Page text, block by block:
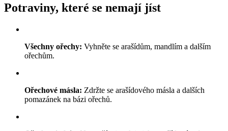
Potraviny, které se nemají jíst
Všechny ořechy: Vyhněte se arašídům, mandlím a dalším
ořechům.
Ořechové másla: Zdržte se arašídového másla a dalších
pomazánek na bázi ořechů.